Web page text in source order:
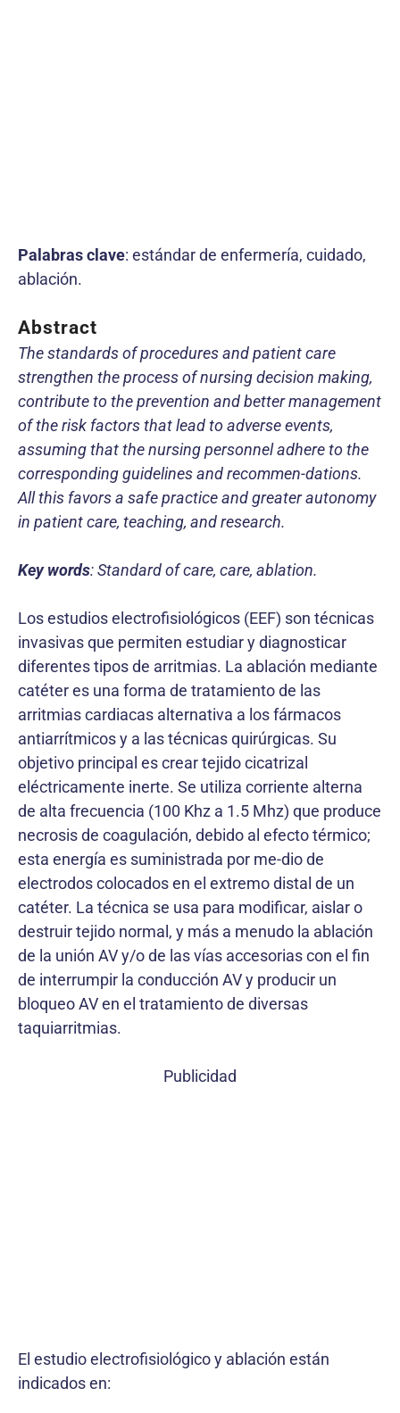
Palabras clave: estándar de enfermería, cuidado,
ablación.
Abstract
The standards of procedures and patient care
strengthen the process of nursing decision making,
contribute to the prevention and better management
of the risk factors that lead to adverse events,
assuming that the nursing personnel adhere to the
corresponding guidelines and recommen-dations.
All this favors a safe practice and greater autonomy
in patient care, teaching, and research.
Key words: Standard of care, care, ablation.
Los estudios electrofisiológicos (EEF) son técnicas
invasivas que permiten estudiar y diagnosticar
diferentes tipos de arritmias. La ablación mediante
catéter es una forma de tratamiento de las
arritmias cardiacas alternativa a los fármacos
antiarrítmicos y a las técnicas quirúrgicas. Su
objetivo principal es crear tejido cicatrizal
eléctricamente inerte. Se utiliza corriente alterna
de alta frecuencia (100 Khz a 1.5 Mhz) que produce
necrosis de coagulación, debido al efecto térmico;
esta energía es suministrada por me-dio de
electrodos colocados en el extremo distal de un
catéter. La técnica se usa para modificar, aislar o
destruir tejido normal, y más a menudo la ablación
de la unión AV y/o de las vías accesorias con el fin
de interrumpir la conducción AV y producir un
bloqueo AV en el tratamiento de diversas
taquiarritmias.
Publicidad
El estudio electrofisiológico y ablación están
indicados en: